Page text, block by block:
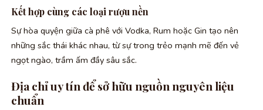
Kết hợp cùng các loại rượu nền
Sự hòa quyện giữa cà phê với Vodka, Rum hoặc Gin tạo nên
những sắc thái khác nhau, từ sự trong trẻo mạnh mẽ đến vẻ
ngọt ngào, trầm ấm đầy sâu sắc.
Địa chỉ uy tín để sở hữu nguồn nguyên liệu
chuẩn